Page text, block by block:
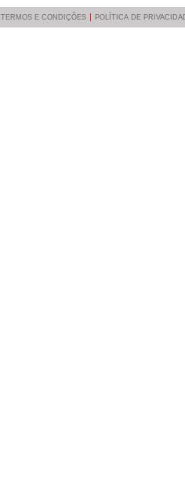
TERMOS E CONDIÇÕES POLÍTICA DE